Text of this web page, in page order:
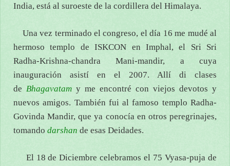
India, está al suroeste de la cordillera del Himalaya.
Una vez terminado el congreso, el día 16 me mudé al
hermoso templo de ISKCON en Imphal, el Sri Sri
Radha-Krishna-chandra Mani-mandir, a cuya
inauguración asistí en el 2007. Allí di clases
de Bhagavatam y me encontré con viejos devotos y
nuevos amigos. También fui al famoso templo Radha-
Govinda Mandir, que ya conocía en otros peregrinajes,
tomando darshan de esas Deidades.
El 18 de Diciembre celebramos el 75 Vyasa-puja de